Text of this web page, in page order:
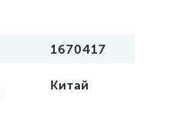
1670417
Китай